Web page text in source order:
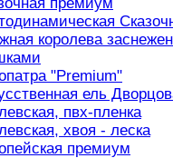
королева
"Premium"
ель
пвх-пленка
хвоя - леска
премиум